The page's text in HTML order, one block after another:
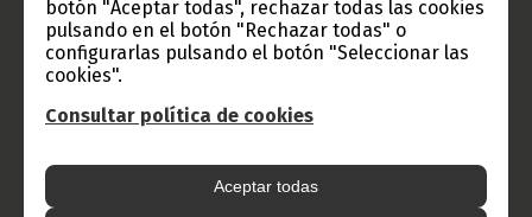
botón "Aceptar todas", rechazar todas las cookies
pulsando en el botón "Rechazar todas" o
configurarlas pulsando el botón "Seleccionar las
cookies".
Consultar política de cookies
Aceptar todas
Noticias